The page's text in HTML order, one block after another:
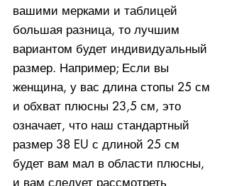
вашими мерками и таблицей
большая разница, то лучшим
вариантом будет индивидуальный
размер. Например; Если вы
женщина, у вас длина стопы 25 см
и обхват плюсны 23,5 см, это
означает, что наш стандартный
размер 38 EU с длиной 25 см
будет вам мал в области плюсны,
и вам следует рассмотреть